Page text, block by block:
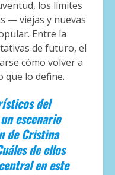
los límites
— viejas y nuevas
Entre la
de futuro, el
cómo volver a
que lo define.
del
escenario
de Cristina
de ellos
en este